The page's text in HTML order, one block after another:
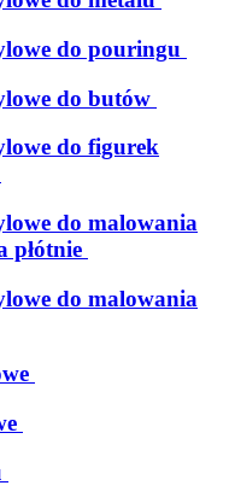
do pouringu
do butów
do figurek
do malowania
płótnie
do malowania